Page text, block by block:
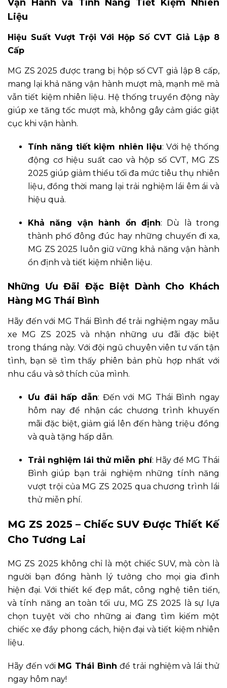
Vận Hành và Tính Năng Tiết Kiệm Nhiên
Liệu
Hiệu Suất Vượt Trội Với Hộp Số CVT Giả Lập 8
Cấp
MG ZS 2025 được trang bị hộp số CVT giả lập 8 cấp,
mang lại khả năng vận hành mượt mà, mạnh mẽ mà
vẫn tiết kiệm nhiên liệu. Hệ thống truyền động này
giúp xe tăng tốc mượt mà, không gây cảm giác giật
cục khi vận hành.
Tính năng tiết kiệm nhiên liệu: Với hệ thống
động cơ hiệu suất cao và hộp số CVT, MG ZS
2025 giúp giảm thiểu tối đa mức tiêu thụ nhiên
liệu, đồng thời mang lại trải nghiệm lái êm ái và
hiệu quả.
Khả năng vận hành ổn định: Dù là trong
thành phố đông đúc hay những chuyến đi xa,
MG ZS 2025 luôn giữ vững khả năng vận hành
ổn định và tiết kiệm nhiên liệu.
Những Ưu Đãi Đặc Biệt Dành Cho Khách
Hàng MG Thái Bình
Hãy đến với MG Thái Bình để trải nghiệm ngay mẫu
xe MG ZS 2025 và nhận những ưu đãi đặc biệt
trong tháng này. Với đội ngũ chuyên viên tư vấn tận
tình, bạn sẽ tìm thấy phiên bản phù hợp nhất với
nhu cầu và sở thích của mình.
Ưu đãi hấp dẫn: Đến với MG Thái Bình ngay
hôm nay để nhận các chương trình khuyến
mãi đặc biệt, giảm giá lên đến hàng triệu đồng
và quà tặng hấp dẫn.
Trải nghiệm lái thử miễn phí: Hãy để MG Thái
Bình giúp bạn trải nghiệm những tính năng
vượt trội của MG ZS 2025 qua chương trình lái
thử miễn phí.
MG ZS 2025 – Chiếc SUV Được Thiết Kế
Cho Tương Lai
MG ZS 2025 không chỉ là một chiếc SUV, mà còn là
người bạn đồng hành lý tưởng cho mọi gia đình
hiện đại. Với thiết kế đẹp mắt, công nghệ tiên tiến,
và tính năng an toàn tối ưu, MG ZS 2025 là sự lựa
chọn tuyệt vời cho những ai đang tìm kiếm một
chiếc xe đầy phong cách, hiện đại và tiết kiệm nhiên
liệu.
Hãy đến với MG Thái Bình để trải nghiệm và lái thử
ngay hôm nay!